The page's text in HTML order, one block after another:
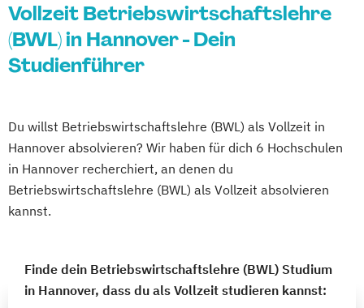
Vollzeit Betriebswirtschaftslehre
(BWL) in Hannover - Dein
Studienführer
Du willst Betriebswirtschaftslehre (BWL) als Vollzeit in
Hannover absolvieren? Wir haben für dich 6 Hochschulen
in Hannover recherchiert, an denen du
Betriebswirtschaftslehre (BWL) als Vollzeit absolvieren
kannst.
Finde dein Betriebswirtschaftslehre (BWL) Studium
in Hannover, dass du als Vollzeit studieren kannst: